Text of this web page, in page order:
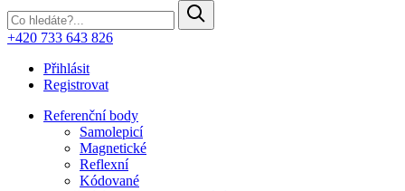
+420 733 643 826
Přihlásit
Registrovat
Referenční body
Samolepicí
Magnetické
Reflexní
Kódované